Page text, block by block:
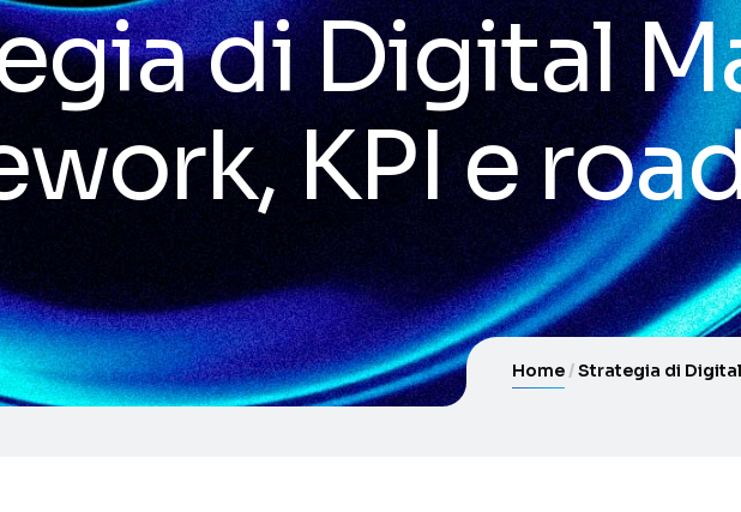
di Digital
KPI e
Home Strategia di